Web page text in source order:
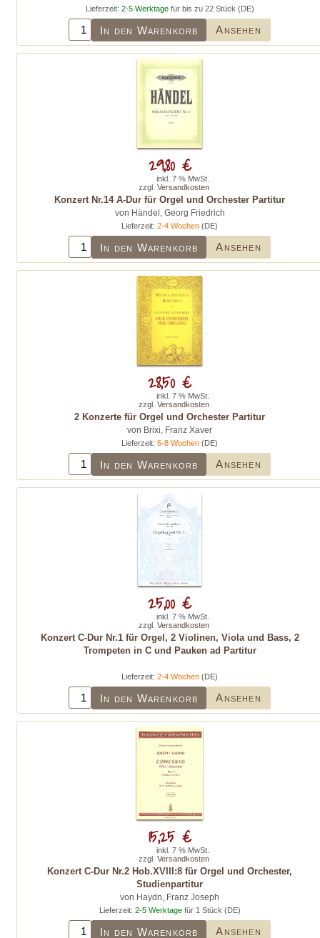
Lieferzeit: 2-5 Werktagefür bis zu 22 Stück (DE)
In den Warenkorb Ansehen
Konzert Nr.14 A-Dur für Orgel und Orchester Partitur
von Händel, Georg Friedrich
Lieferzeit: 2-4 Wochen (DE)
In den Warenkorb Ansehen
29,80 €
inkl. 7 % MwSt.
zzgl. Versandkosten
2 Konzerte für Orgel und Orchester Partitur
von Brixi, Franz Xaver
Lieferzeit: 6-8 Wochen(DE)
In den Warenkorb Ansehen
28,50 €
inkl. 7 % MwSt.
zzgl. Versandkosten
Konzert C-Dur Nr.1 für Orgel, 2 Violinen, Viola und Bass, 2
Trompeten in C und Pauken ad Partitur
Lieferzeit: 2-4 Wochen (DE)
In den Warenkorb Ansehen
25,00 €
inkl. 7 % MwSt.
zzgl. Versandkosten
Konzert C-Dur Nr.2 Hob.XVIII:8 für Orgel und Orchester,
Studienpartitur
von Haydn, Franz Joseph
Lieferzeit: 2-5 Werktagefür 1 Stück (DE)
In den Warenkorb Ansehen
15,25 €
inkl. 7 % MwSt.
zzgl. Versandkosten